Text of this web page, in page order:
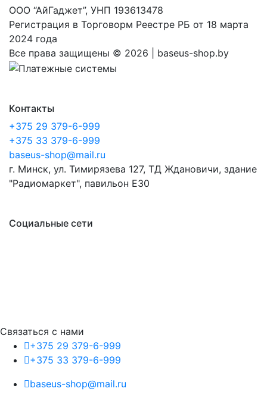
ООО “АйГаджет”, УНП 193613478
Регистрация в Торговорм Реестре РБ от 18 марта
2024 года
Все права защищены © 2026 | baseus-shop.by
Контакты
+375 29 379-6-999
+375 33 379-6-999
baseus-shop@mail.ru
г. Минск, ул. Тимирязева 127, ТД Ждановичи, здание
"Радиомаркет", павильон E30
Социальные сети
Связаться с нами
+375 29 379-6-999
+375 33 379-6-999
baseus-shop@mail.ru